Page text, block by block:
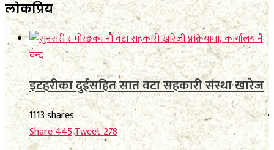
लाेकप्रिय
इटहरीका दुईसहित सात वटा सहकारी संस्था खारेज
1113 shares
Share445Tweet278